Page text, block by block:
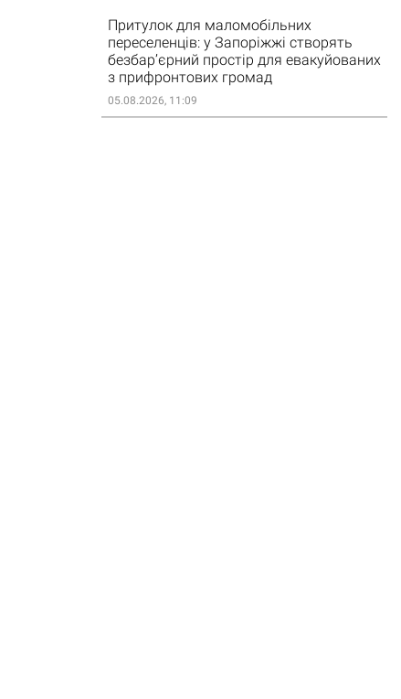
Притулок для маломобільних
переселенців: у Запоріжжі створять
безбар’єрний простір для евакуйованих
з прифронтових громад
05.08.2026, 11:09